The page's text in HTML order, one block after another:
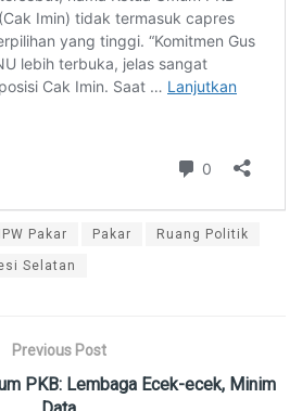
Pakar Pakar Ruang Politik
Selatan
Previous Post
PKB: Lembaga Ecek-ecek, Minim